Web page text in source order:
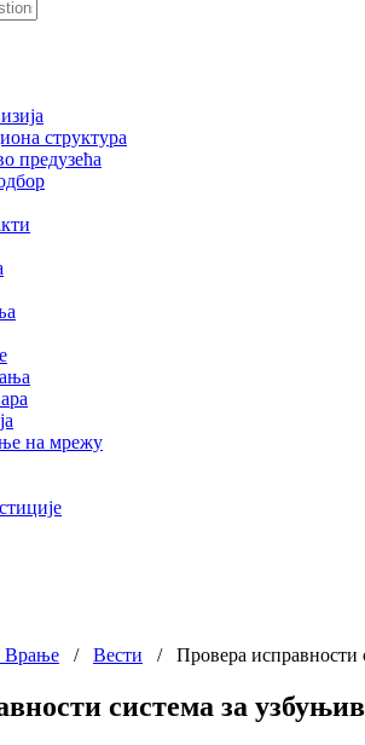
структура
предузећа
на мрежу
/ Вести / Провера исправности
система за